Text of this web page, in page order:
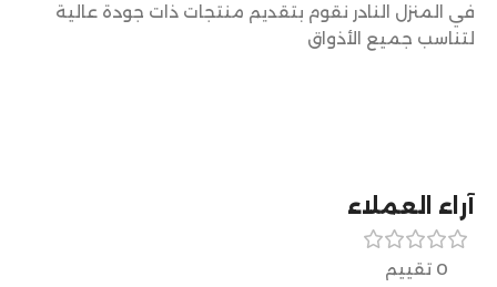
في المنزل النادر نقوم بتقديم منتجات ذات جودة عالية
لتناسب جميع الأذواق
آراء العملاء
0 تقييم